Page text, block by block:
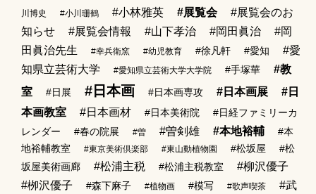
川博史
#小川珊鶴 #小林雅英 #展覧会
#展覧会のお
知らせ
#展覧会情報 #山下孝治 #岡田眞治
#岡
田眞治先生
#幸兵衛窯 #幼児教育 #徐凡軒 #愛知
#愛
知県立芸術大学
#愛知県立芸術大学大学院 #手塚華
#教
室
#日展 #日本画 #日本画専攻 #日本画展
#日
本画教室
#日本画材 #日本美術院
#日経ファミリーカ
レンダー
#春の院展 #曽 #曽剣雄 #本地裕輔
#本
地裕輔教室
#東京美術倶楽部 #東山動植物園 #松坂屋
#松
坂屋美術画廊
#松浦主税 #松浦主税教室
#柳沢優子
#栁沢優子
#森下麻子 #植物画 #模写 #歌声喫茶
#武